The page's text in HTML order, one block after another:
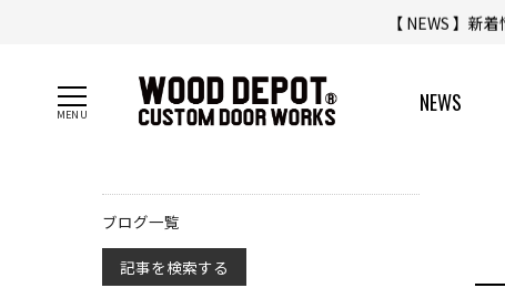
【 NEWS 】新
NEWS
ブログ一覧
記事を検索する